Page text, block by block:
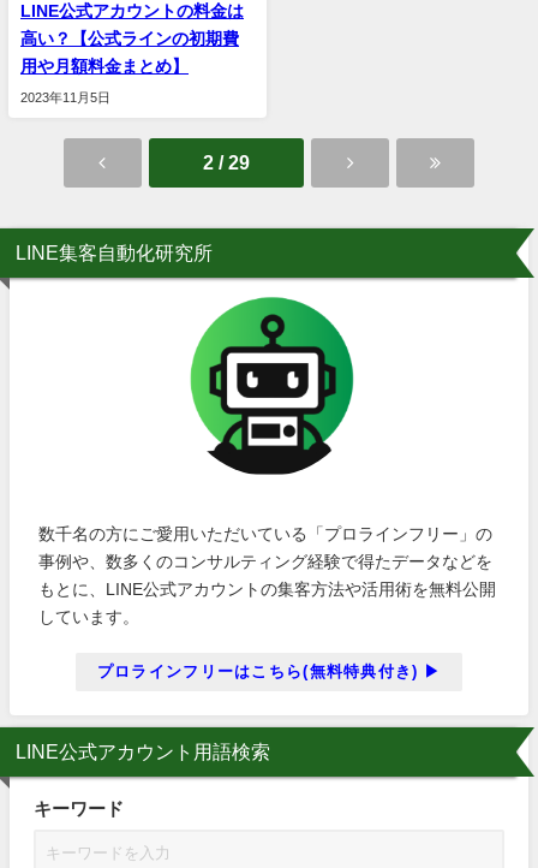
LINE公式アカウントの料金は
高い？【公式ラインの初期費
用や月額料金まとめ】
2023年11月5日
2 / 29
LINE集客自動化研究所
数千名の方にご愛用いただいている「プロラインフリー」の
事例や、数多くのコンサルティング経験で得たデータなどを
もとに、LINE公式アカウントの集客方法や活用術を無料公開
しています。
プロラインフリーはこちら(無料特典付き) ▶
LINE公式アカウント用語検索
キーワード